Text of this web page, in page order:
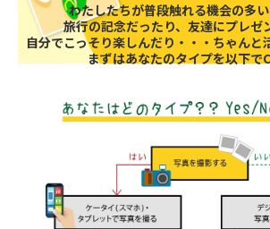
わたしたちが普段触れる機会の多
旅行の記念だったり、友達にプレゼ
自分でこっそり楽しんだり・・・ちゃんと
まずはあなたのタイプを以下で